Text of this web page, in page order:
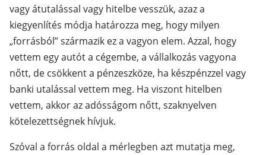
vagy átutalással vagy hitelbe vesszük, azaz a
kiegyenlítés módja határozza meg, hogy milyen
„forrásból” származik ez a vagyon elem. Azzal, hogy
vettem egy autót a cégembe, a vállalkozás vagyona
nőtt, de csökkent a pénzeszköze, ha készpénzzel vagy
banki utalással vettem meg. Ha viszont hitelben
vettem, akkor az adósságom nőtt, szaknyelven
kötelezettségnek hívjuk.
Szóval a forrás oldal a mérlegben azt mutatja meg,